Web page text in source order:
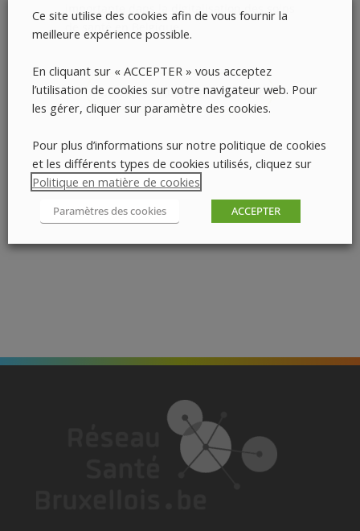
importante dans la digitalisation des soins
de santé en Belgique.
Lire le communiqué de presse
Ce site utilise des cookies afin de vous fournir la
meilleure expérience possible.
En cliquant sur « ACCEPTER » vous acceptez
l’utilisation de cookies sur votre navigateur web. Pour
les gérer, cliquer sur paramètre des cookies.
Pour plus d’informations sur notre politique de cookies
et les différents types de cookies utilisés, cliquez sur
Politique en matière de cookies
Paramètres des cookies ACCEPTER